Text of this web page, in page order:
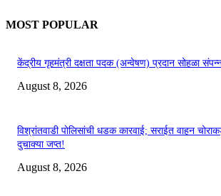
MOST POPULAR
केंद्रीय गृहमंत्री दक्षता पदक (अन्वेषण) प्रदान सोहळा
August 8, 2026
विश्रांतवाडी पोलिसांची धडक कारवाई; सराईत वाहन
दुचाक्या जप्त!
August 8, 2026